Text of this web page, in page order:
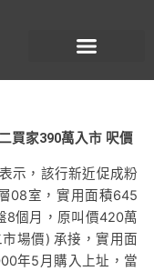
買家390萬入市 呎價
示，該行新近促成粉
08室，實用面積645
8個月，原叫價420萬
場價) 承接，實用面
年5月購入上址，當